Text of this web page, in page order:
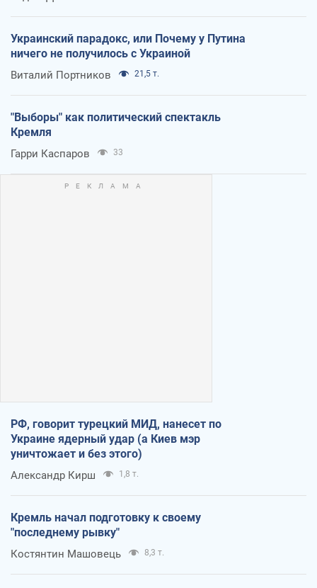
Украинский парадокс, или Почему у Путина
ничего не получилось с Украиной
Виталий Портников 21,5 т.
"Выборы" как политический спектакль
Кремля
Гарри Каспаров 33
РФ, говорит турецкий МИД, нанесет по
Украине ядерный удар (а Киев мэр
уничтожает и без этого)
Александр Кирш 1,8 т.
Кремль начал подготовку к своему
"последнему рывку"
Костянтин Машовець 8,3 т.